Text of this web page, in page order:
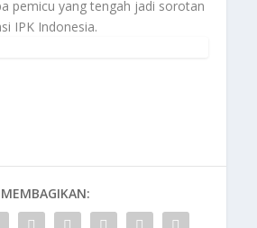
pemicu yang tengah jadi sorotan
IPK Indonesia.
MEMBAGIKAN: